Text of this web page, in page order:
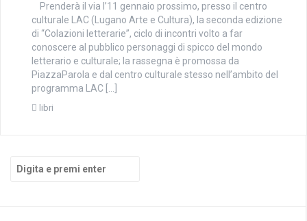
Prenderà il via l’11 gennaio prossimo, presso il centro
culturale LAC (Lugano Arte e Cultura), la seconda edizione
di “Colazioni letterarie”, ciclo di incontri volto a far
conoscere al pubblico personaggi di spicco del mondo
letterario e culturale; la rassegna è promossa da
PiazzaParola e dal centro culturale stesso nell’ambito del
programma LAC […]
libri